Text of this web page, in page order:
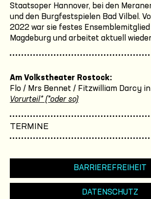
Staatsoper Hannover, bei den
und den Burgfestspielen Bad Vilbel.
2022 war sie festes
Magdeburg und arbeitet aktuell
Am Volkstheater Rostock:
Flo / Mrs Bennet / Fitzwilliam Darcy in
Vorurteil* (*oder so)
TERMINE
BARRIEREFREIHEIT
DATENSCHUTZ